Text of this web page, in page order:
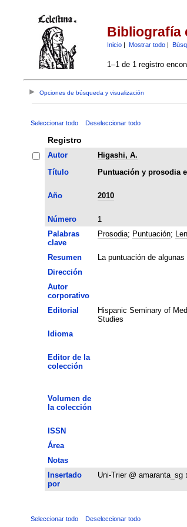
Bibliografía
Inicio| Mostrar todo|
1–1 de 1 registro
Opciones de búsqueda y visualización
Seleccionar todo Deseleccionar todo
Registro
Autor
Higashi, A.
Título
Puntuación y prosodia
Año
2010
Número 1
Palabras
clave
Prosodia; Puntuación;
Resumen
La puntuación de
Dirección
Autor
corporativo
Editorial
Hispanic Seminary of
Studies
Idioma
Editor de la
colección
Volumen de
la colección
ISSN
Área
Notas
Insertado
por
Uni-Trier @ amaranta_sg
Seleccionar todo Deseleccionar todo